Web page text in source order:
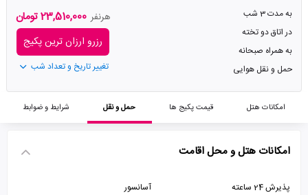
به مدت 3 شب
در اتاق دو تخته
به همراه صبحانه
حمل و نقل هوایی
هرنفر 23,510,000 تومان
رزرو ارزان ترین پکیج
تغییر تاریخ و تعداد شب
امکانات هتل قیمت پکیج ها حمل و نقل شرایط و ضوابط
امکانات هتل و محل اقامت
پذیرش 24 ساعته
آسانسور